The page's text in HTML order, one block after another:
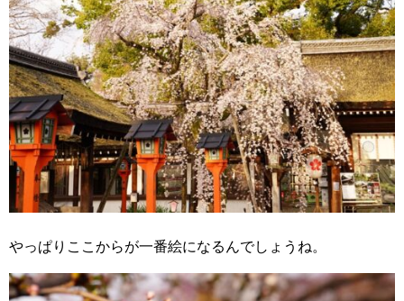
やっぱりここからが一番絵になるんでしょうね。